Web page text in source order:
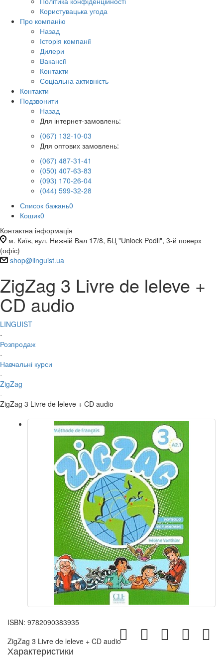
Користувацька угода
Про компанію
Назад
Історія компанії
Дилери
Вакансії
Контакти
Соціальна активність
Контакти
Подзвонити
Назад
Для інтернет-замовлень:
(067) 132-10-03
Для оптових замовлень:
(067) 487-31-41
(050) 407-63-83
(093) 170-26-04
(044) 599-32-28
Список бажань0
Кошик0
Контактна інформація
м. Київ, вул. Нижній Вал 17/8, БЦ "Unlock Podil", 3-й поверх
(офіс)
shop@linguist.ua
ZigZag 3 Livre de leleve +
CD audio
LINGUIST
-
Розпродаж
-
Навчальні курси
-
ZigZag
-
ZigZag 3 Livre de leleve + CD audio
-
ISBN: 9782090383935
ZigZag 3 Livre de leleve + CD audio
Характеристики